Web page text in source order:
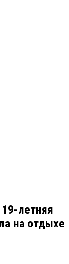
летняя
на отдыхе